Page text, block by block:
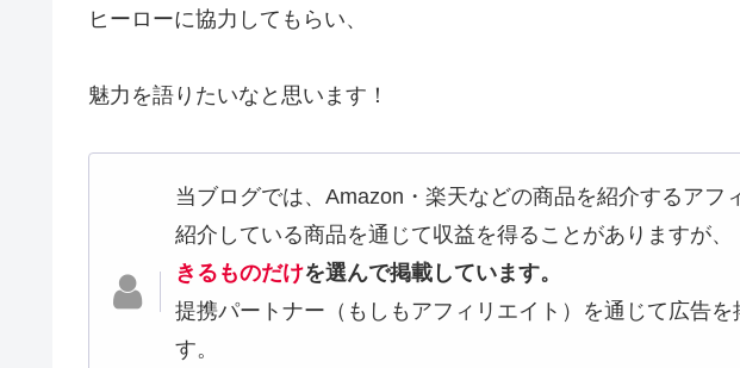
ヒーローに協力してもらい、
魅力を語りたいなと思います！
当ブログでは、Amazon・楽天などの商品を紹介するアフ
紹介している商品を通じて収益を得
きるものだけを選んで掲載しています。
※本記事
提携パートナー（もしもアフィリエイト）を通じて広告を
す。 また、当ブログでは、